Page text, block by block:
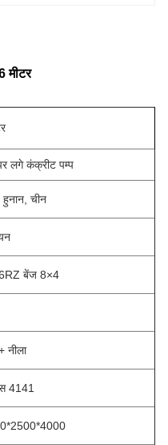
मीटर
लगे कंक्रीट पम्प
हुनान, चीन
बेंज 8×4
नीला
4141